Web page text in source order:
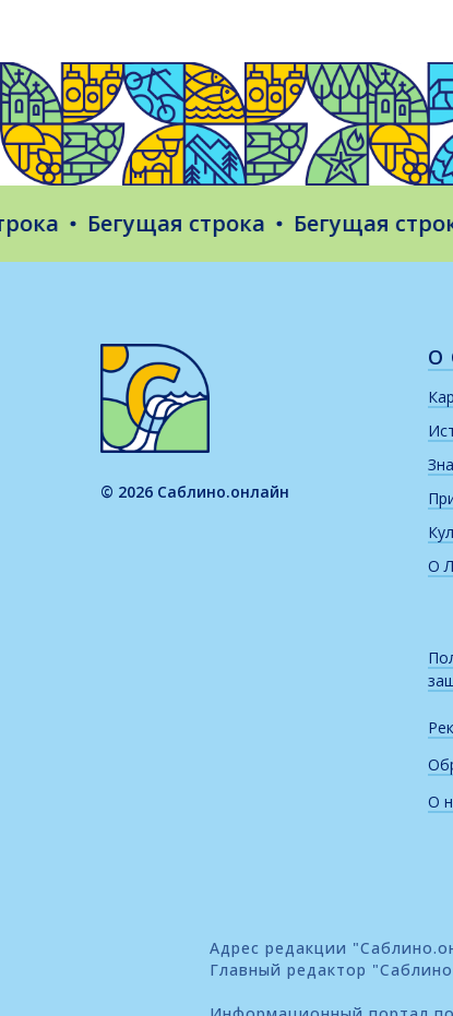
Бегущая строка Бегущая строка
© 2026 Саблино.онлайн
О
О
О
Адрес редакции
Главный редактор